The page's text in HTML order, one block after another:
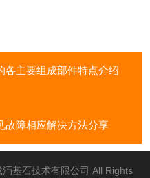
各主要组成部件特点介绍
故障相应解决方法分享
基石技术有限公司 All Rights